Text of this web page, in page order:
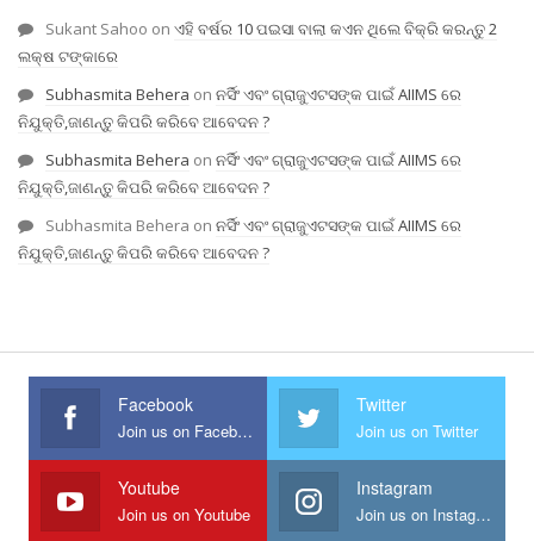
Sukant Sahoo on ଏହି ବର୍ଷର 10 ପଇସା ବାଲା କଏନ ଥିଲେ ବିକ୍ରି କରନ୍ତୁ 2
ଲକ୍ଷ ଟଙ୍କାରେ
Subhasmita Behera on ନର୍ସିଂ ଏବଂ ଗ୍ରାଜୁଏଟସଙ୍କ ପାଇଁ AIIMS ରେ
ନିଯୁକ୍ତି,ଜାଣନ୍ତୁ କିପରି କରିବେ ଆବେଦନ ?
Subhasmita Behera on ନର୍ସିଂ ଏବଂ ଗ୍ରାଜୁଏଟସଙ୍କ ପାଇଁ AIIMS ରେ
ନିଯୁକ୍ତି,ଜାଣନ୍ତୁ କିପରି କରିବେ ଆବେଦନ ?
Subhasmita Behera on ନର୍ସିଂ ଏବଂ ଗ୍ରାଜୁଏଟସଙ୍କ ପାଇଁ AIIMS ରେ
ନିଯୁକ୍ତି,ଜାଣନ୍ତୁ କିପରି କରିବେ ଆବେଦନ ?
Facebook
Join us on Facebook
Twitter
Join us on Twitter
Youtube
Join us on Youtube
Instagram
Join us on Instagram